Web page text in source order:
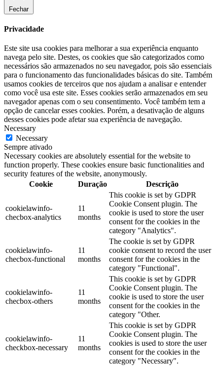
Fechar
Privacidade
Este site usa cookies para melhorar a sua experiência enquanto
navega pelo site. Destes, os cookies que são categorizados como
necessários são armazenados no seu navegador, pois são essenciais
para o funcionamento das funcionalidades básicas do site. Também
usamos cookies de terceiros que nos ajudam a analisar e entender
como você usa este site. Esses cookies serão armazenados em seu
navegador apenas com o seu consentimento. Você também tem a
opção de cancelar esses cookies. Porém, a desativação de alguns
desses cookies pode afetar sua experiência de navegação.
Necessary
Necessary
Sempre ativado
Necessary cookies are absolutely essential for the website to
function properly. These cookies ensure basic functionalities and
security features of the website, anonymously.
Cookie
Duração Descrição
cookielawinfo-
checbox-analytics
11
months
This cookie is set by GDPR
Cookie Consent plugin. The
cookie is used to store the user
consent for the cookies in the
category "Analytics".
cookielawinfo-
checbox-functional
11
months
The cookie is set by GDPR
cookie consent to record the user
consent for the cookies in the
category "Functional".
cookielawinfo-
checbox-others
11
months
This cookie is set by GDPR
Cookie Consent plugin. The
cookie is used to store the user
consent for the cookies in the
category "Other.
cookielawinfo-
checkbox-necessary
11
months
This cookie is set by GDPR
Cookie Consent plugin. The
cookies is used to store the user
consent for the cookies in the
category "Necessary".